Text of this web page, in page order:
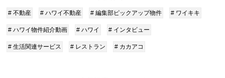
# 不動産 # ハワイ不動産 # 編集部ピックアップ物件 # ワイキキ
# ハワイ物件紹介動画 # ハワイ # インタビュー
# 生活関連サービス # レストラン # カカアコ